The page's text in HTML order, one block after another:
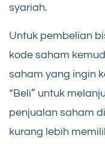
syariah.
Untuk pembelian
kode saham
saham yang ingin
“Beli” untuk
penjualan saham
kurang lebih